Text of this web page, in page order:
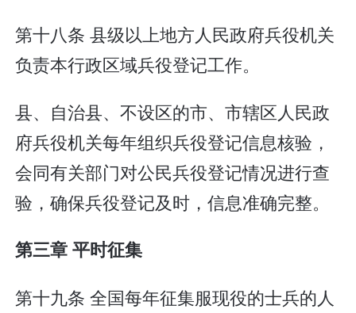
第十八条 县级以上地方人民政府兵役机关
负责本行政区域兵役登记工作。
县、自治县、不设区的市、市辖区人民政
府兵役机关每年组织兵役登记信息核验，
会同有关部门对公民兵役登记情况进行查
验，确保兵役登记及时，信息准确完整。
第三章 平时征集
第十九条 全国每年征集服现役的士兵的人